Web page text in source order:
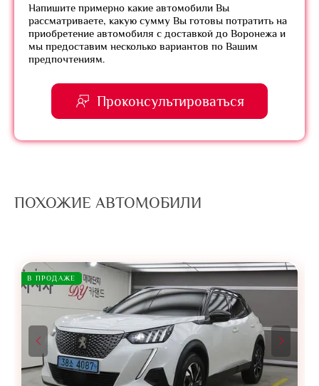
Напишите примерно какие автомобили Вы
рассматриваете, какую сумму Вы готовы потратить на
приобретение автомобиля с доставкой до Воронежа и
мы предоставим несколько вариантов по Вашим
предпочтениям.
Проконсультироваться
ПОХОЖИЕ АВТОМОБИЛИ
В ПРОДАЖЕ